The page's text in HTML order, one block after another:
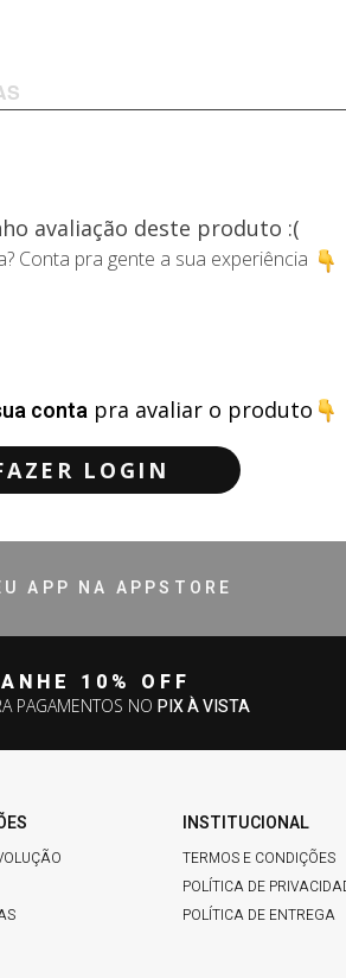
avaliação deste produto :(
Conta pra gente a sua experiência
contapra avaliar o produto
LOGIN
APP NA APPSTORE
10% OFF
PAGAMENTOS NO PIX À VISTA
INSTITUCIONAL
TERMOS E CONDIÇÕES
POLÍTICA DE
POLÍTICA DE ENTREGA